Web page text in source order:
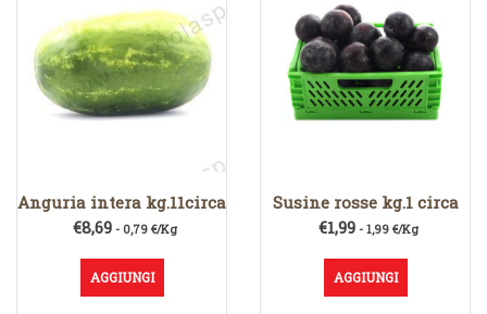
Anguria intera kg.11circa
€8,69- 0,79 €/Kg
AGGIUNGI
Susine rosse kg.1 circa
€1,99- 1,99 €/Kg
AGGIUNGI